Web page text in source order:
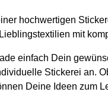
hochwertigen
mit
einfach Dein
Stickerei an.
Deine Ideen zum